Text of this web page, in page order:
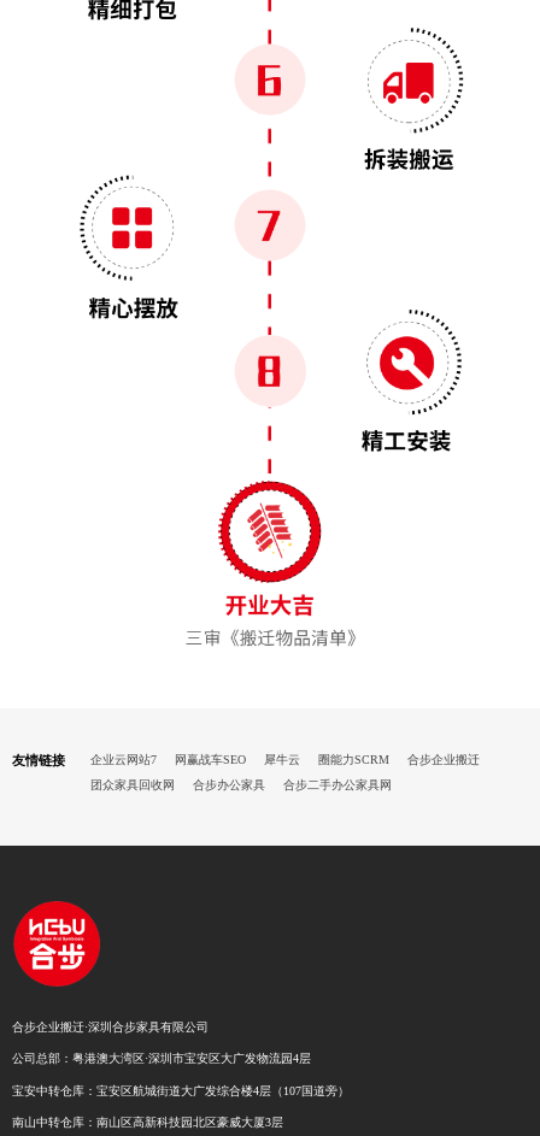
友情链接 企业云网站7 网赢战车SEO 犀牛云 圈能力SCRM
合步企业搬迁
团众家具回收网
合步办公家具 合步二手办公家具网
合步企业搬迁·深圳合步家具有限公司
公司总部：粤港澳大湾区·深圳市宝安区大广发物流园4层
宝安中转仓库：宝安区航城街道大广发综合楼4层（107国道旁）
南山中转仓库：南山区高新科技园北区豪威大厦3层